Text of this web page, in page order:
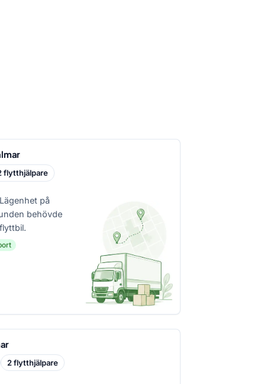
flytthjälpare
på
behövde
2 flytthjälpare